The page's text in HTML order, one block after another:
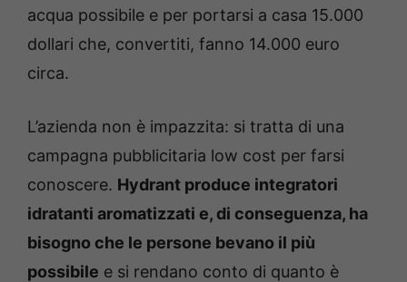
acqua possibile e per portarsi a casa 15.000
dollari che, convertiti, fanno 14.000 euro
circa.
L’azienda non è impazzita: si tratta di una
campagna pubblicitaria low cost per farsi
conoscere. Hydrant produce integratori
idratanti aromatizzati e, di conseguenza, ha
bisogno che le persone bevano il più
possibile e si rendano conto di quanto è